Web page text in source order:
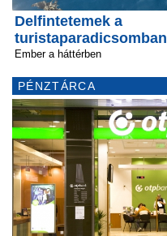
Delfintetemek a
turistaparadicsomban
Ember a háttérben
PÉNZTÁRCA